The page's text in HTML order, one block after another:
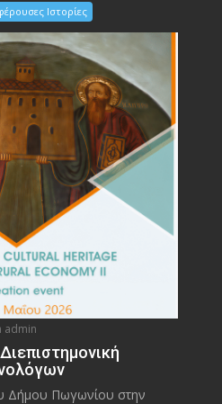
Ιστορίες
admin
Δήμου Πωγωνίου στην